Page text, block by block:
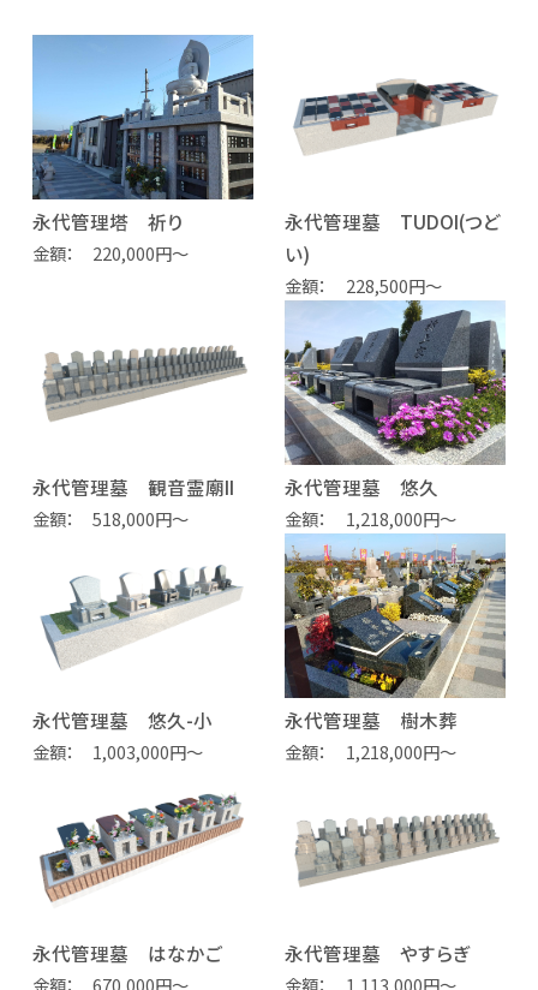
永代管理塔 祈り
金額 220,000円～
永代管理墓 TUDOI(つど
い)
金額 228,500円～
永代管理墓 観音霊廟II
金額 518,000円～
永代管理墓 悠久
金額 1,218,000円～
永代管理墓 悠久-小
金額 1,003,000円～
永代管理墓 樹木葬
金額 1,218,000円～
永代管理墓 はなかご
金額 670,000円～
永代管理墓 やすらぎ
金額 1,113,000円～